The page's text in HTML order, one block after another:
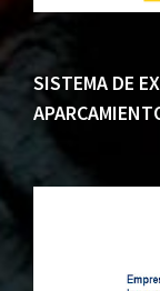
SISTEMA DE